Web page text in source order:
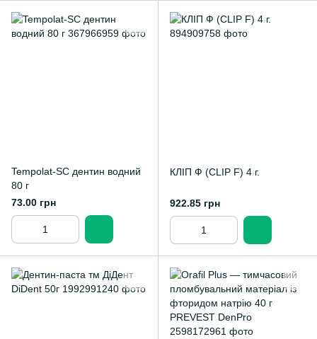
Tempolat-SC дентин водний
80 г
73.00 грн
КЛІП Ф (CLIP F) 4 г.
922.85 грн